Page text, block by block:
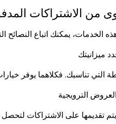
من الاشتراكات
يمكنك اتباع النصائح
ميزانيتك
الترويجية